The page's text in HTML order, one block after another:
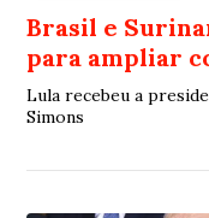
Brasil e
para ampliar
Lula recebeu a
Simons